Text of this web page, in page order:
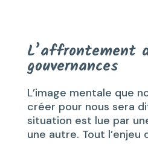
L’affrontement
gouvernances
L’image mentale que
créer pour nous sera
situation est lue par
une autre. Tout l’enjeu